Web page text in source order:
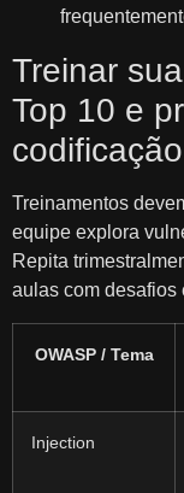
Treinar
Top 10 e
codificação
Treinamentos
equipe explora
Repita
aulas com desafios
OWASP / Tema
Injection